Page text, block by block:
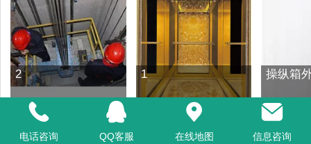
2 1 操纵箱
电话咨询 QQ客服 在线地图 信息咨询